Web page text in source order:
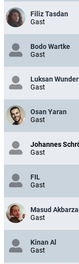
Filiz Tasdan
Gast
Bodo Wartke
Gast
Luksan Wunder
Gast
Osan Yaran
Gast
Johannes
Gast
FIL
Gast
Masud
Gast
Kinan Al
Gast